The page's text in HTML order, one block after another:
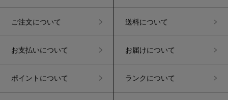
ご注文について 送料について
お支払いについて お届けについて
ポイントについて ランクについて